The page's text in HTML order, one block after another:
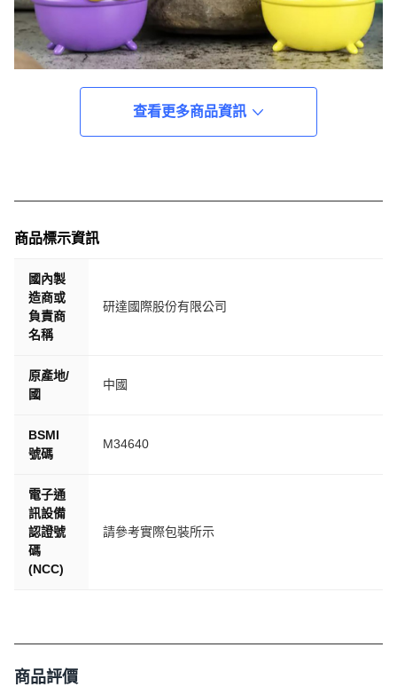
查看更多商品資訊
商品標示資訊
國內製
造商或
負責商
名稱
研達國際股份有限公司
原產地/
國
中國
BSMI
號碼
M34640
電子通
訊設備
認證號
碼
(NCC)
請參考實際包裝所示
商品評價